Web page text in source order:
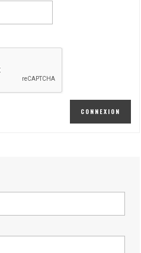
CONNEXION